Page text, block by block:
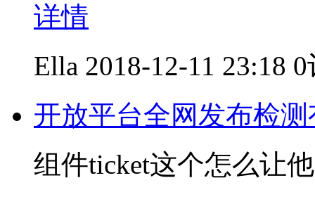
详情
Ella 2018-12-11 23:18 0
开放平台全网发布检
组件ticket这个怎么让